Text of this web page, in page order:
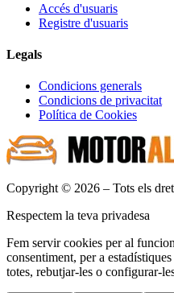
Accés d'usuaris
Registre d'usuaris
Legals
Condicions generals
Condicions de privacitat
Política de Cookies
Copyright © 2026 – Tots els
Respectem la teva privadesa
Fem servir cookies per al
consentiment, per a
totes, rebutjar-les o configurar-